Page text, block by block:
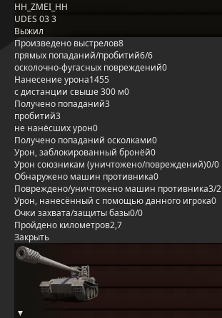
HH_ZMEI_HH
UDES 03 3
Выжил
Произведено выстрелов8
прямых попаданий/пробитий6/6
осколочно-фугасных повреждений0
Нанесение урона1455
с дистанции свыше 300 м0
Получено попаданий3
пробитий3
не нанёсших урон0
Получено попаданий осколками0
Урон, заблокированный бронёй0
Урон союзникам (уничтожено/повреждений)0/0
Обнаружено машин противника0
Повреждено/уничтожено машин противника3/2
Урон, нанесённый с помощью данного игрока0
Очки захвата/защиты базы0/0
Пройдено километров2,7
Закрыть